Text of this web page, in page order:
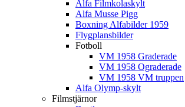
Alfa Filmkolaskylt
Alfa Musse Pigg
Boxning Alfabilder 1959
Flygplansbilder
Fotboll
VM 1958 Graderade
VM 1958 Ograderade
VM 1958 VM truppen
Alfa Olymp-skylt
Filmstjärnor